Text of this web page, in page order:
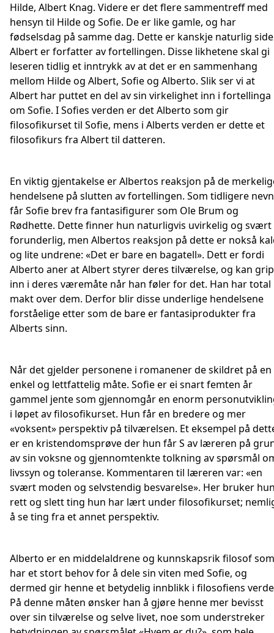
Hilde, Albert Knag. Videre er det flere sammentreff med
hensyn til Hilde og Sofie. De er like gamle, og har
fødselsdag på samme dag. Dette er kanskje naturlig
Albert er forfatter av fortellingen. Disse likhetene skal gi
leseren tidlig et inntrykk av at det er en sammenhang
mellom Hilde og Albert, Sofie og Alberto. Slik ser vi at
Albert har puttet en del av sin virkelighet inn i fortellinga
om Sofie. I Sofies verden er det Alberto som gir
filosofikurset til Sofie, mens i Alberts verden er dette et
filosofikurs fra Albert til datteren.
En viktig gjentakelse er Albertos reaksjon på de
hendelsene på slutten av fortellingen. Som tidligere
får Sofie brev fra fantasifigurer som Ole Brum og
Rødhette. Dette finner hun naturligvis uvirkelig og svært
forunderlig, men Albertos reaksjon på dette er nokså
og lite undrene: «Det er bare en bagatell». Dett er fordi
Alberto aner at Albert styrer deres tilværelse, og kan
inn i deres væremåte når han føler for det. Han har total
makt over dem. Derfor blir disse underlige hendelsene
forståelige etter som de bare er fantasiprodukter fra
Alberts sinn.
Når det gjelder personene i romanener de skildret på en
enkel og lettfattelig måte. Sofie er ei snart femten år
gammel jente som gjennomgår en enorm
i løpet av filosofikurset. Hun får en bredere og mer
«voksent» perspektiv på tilværelsen. Et eksempel på
er en kristendomsprøve der hun får S av læreren på
av sin voksne og gjennomtenkte tolkning av spørsmål
livssyn og toleranse. Kommentaren til læreren var: «en
svært moden og selvstendig besvarelse». Her bruker
rett og slett ting hun har lært under filosofikurset;
å se ting fra et annet perspektiv.
Alberto er en middelaldrene og kunnskapsrik filosof som
har et stort behov for å dele sin viten med Sofie, og
dermed gir henne et betydelig innblikk i filosofiens
På denne måten ønsker han å gjøre henne mer bevisst
over sin tilværelse og selve livet, noe som understreker